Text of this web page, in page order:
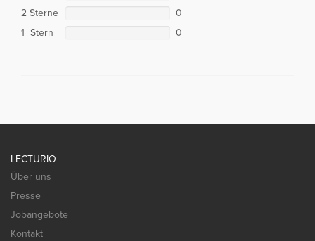
2 Sterne
0
1 Stern
0
LECTURIO
Über uns
Presse
Jobangebote
Kontakt